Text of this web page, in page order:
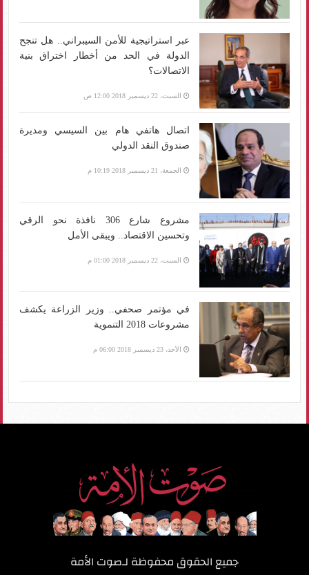
عبر استراتيجية للأمن السيبراني.. هل تنجح
الدولة في الحد من أخطار اختراق بنية
الاتصالات؟
السبت، 22 ديسمبر 2018 12:00 ص
اتصال هاتفي هام بين السيسي ومديرة
صندوق النقد الدولي
الجمعة، 21 ديسمبر 2018 10:19 م
مشروع شارع 306 نافذة نحو الرقي
وتحسين الاقتصاد.. ويبقى الأمل
السبت، 22 ديسمبر 2018 01:00 م
في مؤتمر صحفي.. وزير الزراعة يكشف
مشروعات 2018 التنموية
الأحد، 23 ديسمبر 2018 06:00 م
جميع الحقوق محفوظة لـصوت الأمة